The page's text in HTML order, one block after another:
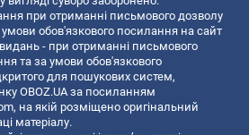
при отриманні письмового дозволу
умови обов'язкового посилання на сайт
видань - при отриманні письмового
та за умови обов'язкового
для пошукових систем,
OBOZ.UA за посиланням
, на якій розміщено оригінальний
матеріалу.